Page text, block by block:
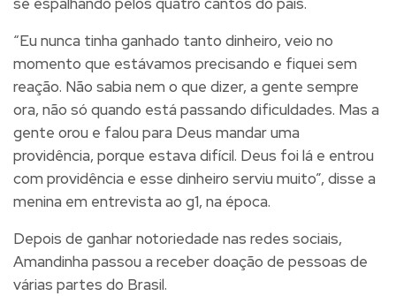
“Eu nunca tinha ganhado tanto dinheiro, veio no
momento que estávamos precisando e fiquei sem
reação. Não sabia nem o que dizer, a gente sempre
ora, não só quando está passando dificuldades. Mas a
gente orou e falou para Deus mandar uma
providência, porque estava difícil. Deus foi lá e entrou
com providência e esse dinheiro serviu muito”, disse a
menina em entrevista ao g1, na época.
Depois de ganhar notoriedade nas redes sociais,
Amandinha passou a receber doação de pessoas de
várias partes do Brasil.